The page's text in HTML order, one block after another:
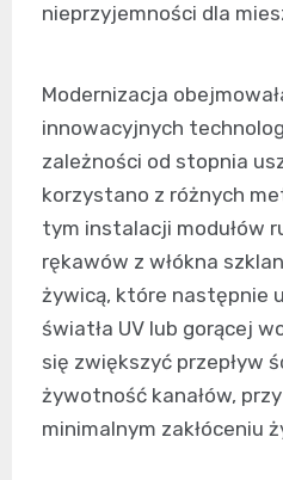
nieprzyjemności dla
Modernizacja
innowacyjnych
zależności od stopnia
korzystano z różnych
tym instalacji modułów
rękawów z włókna
żywicą, które następnie
światła UV lub gorącej
się zwiększyć przepływ
żywotność kanałów,
minimalnym zakłóceniu